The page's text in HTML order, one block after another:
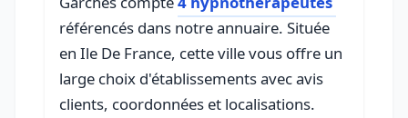
référencés dans notre annuaire. Située
en Ile De France, cette ville vous offre un
large choix d'établissements avec avis
clients, coordonnées et localisations.